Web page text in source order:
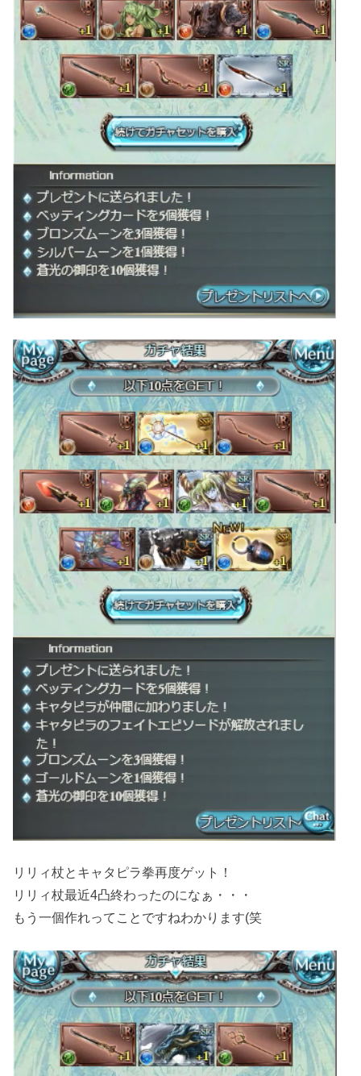
リリィ杖とキャタピラ拳再度ゲット！
リリィ杖最近4凸終わったのになぁ・・・
もう一個作れってことですねわかります(笑